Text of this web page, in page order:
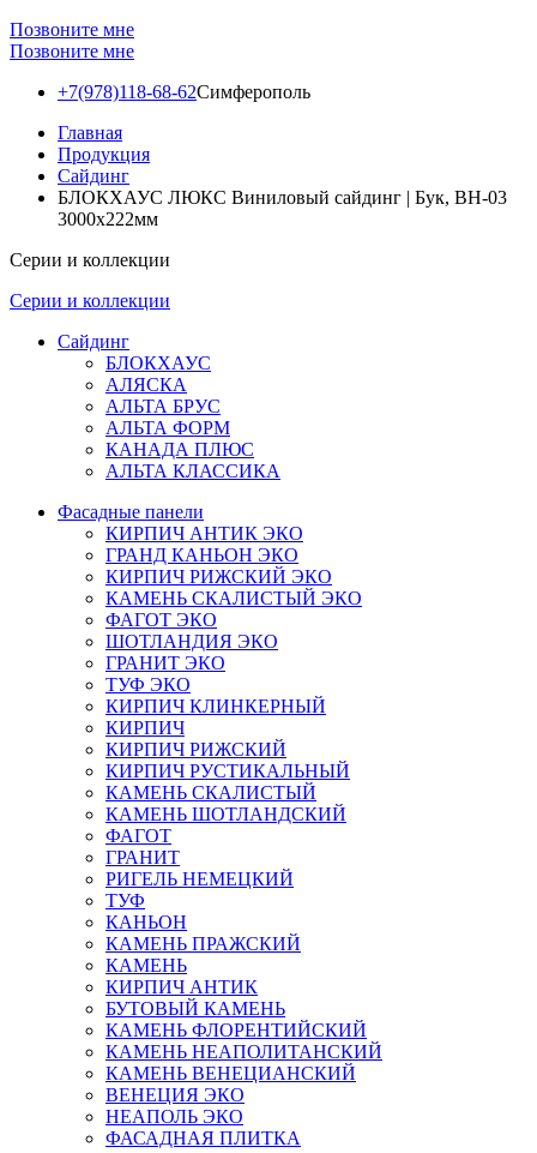
Позвоните мне
Позвоните мне
+7(978)118-68-62Симферополь
Главная
Продукция
Сайдинг
БЛОКХАУС ЛЮКС Виниловый сайдинг | Бук, ВН-03
3000х222мм
Серии и коллекции
Серии и коллекции
Сайдинг
БЛОКХАУС
АЛЯСКА
АЛЬТА БРУС
АЛЬТА ФОРМ
КАНАДА ПЛЮС
АЛЬТА КЛАССИКА
Фасадные панели
КИРПИЧ АНТИК ЭКО
ГРАНД КАНЬОН ЭКО
КИРПИЧ РИЖСКИЙ ЭКО
КАМЕНЬ СКАЛИСТЫЙ ЭКО
ФАГОТ ЭКО
ШОТЛАНДИЯ ЭКО
ГРАНИТ ЭКО
ТУФ ЭКО
КИРПИЧ КЛИНКЕРНЫЙ
КИРПИЧ
КИРПИЧ РИЖСКИЙ
КИРПИЧ РУСТИКАЛЬНЫЙ
КАМЕНЬ СКАЛИСТЫЙ
КАМЕНЬ ШОТЛАНДСКИЙ
ФАГОТ
ГРАНИТ
РИГЕЛЬ НЕМЕЦКИЙ
ТУФ
КАНЬОН
КАМЕНЬ ПРАЖСКИЙ
КАМЕНЬ
КИРПИЧ АНТИК
БУТОВЫЙ КАМЕНЬ
КАМЕНЬ ФЛОРЕНТИЙСКИЙ
КАМЕНЬ НЕАПОЛИТАНСКИЙ
КАМЕНЬ ВЕНЕЦИАНСКИЙ
ВЕНЕЦИЯ ЭКО
НЕАПОЛЬ ЭКО
ФАСАДНАЯ ПЛИТКА